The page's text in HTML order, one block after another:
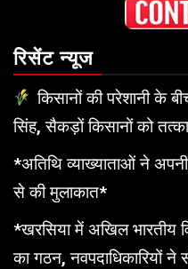
रिसेंट न्यूज
किसानों की परेशानी के
सिंह, सैकड़ों किसानों को
*अतिथि व्याख्याताओं ने
से की मुलाकात*
*खरसिया में अखिल भारतीय
का गठन, नवपदाधिकारियों ने